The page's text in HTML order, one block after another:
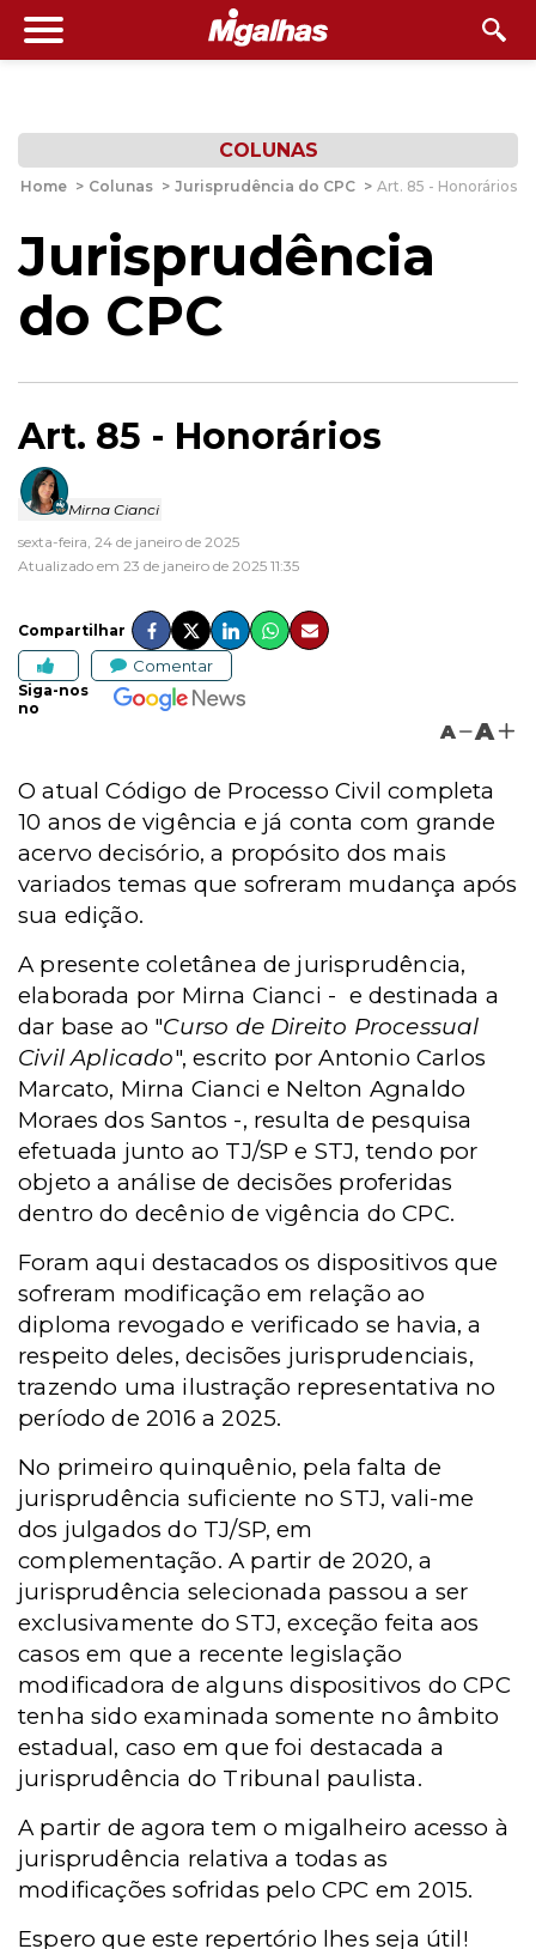
COLUNAS
Home > Colunas > Jurisprudência do CPC > Art. 85 - Honorários
Jurisprudência
do CPC
Art. 85 - Honorários
Mirna Cianci
sexta-feira, 24 de janeiro de 2025
Atualizado em 23 de janeiro de 2025 11:35
Compartilhar
Comentar
Siga-nos
no
A A
O atual Código de Processo Civil completa
10 anos de vigência e já conta com grande
acervo decisório, a propósito dos mais
variados temas que sofreram mudança após
sua edição.
A presente coletânea de jurisprudência,
elaborada por Mirna Cianci - e destinada a
dar base ao "Curso de Direito Processual
Civil Aplicado", escrito por Antonio Carlos
Marcato, Mirna Cianci e Nelton Agnaldo
Moraes dos Santos -, resulta de pesquisa
efetuada junto ao TJ/SP e STJ, tendo por
objeto a análise de decisões proferidas
dentro do decênio de vigência do CPC.
Foram aqui destacados os dispositivos que
sofreram modificação em relação ao
diploma revogado e verificado se havia, a
respeito deles, decisões jurisprudenciais,
trazendo uma ilustração representativa no
período de 2016 a 2025.
No primeiro quinquênio, pela falta de
jurisprudência suficiente no STJ, vali-me
dos julgados do TJ/SP, em
complementação. A partir de 2020, a
jurisprudência selecionada passou a ser
exclusivamente do STJ, exceção feita aos
casos em que a recente legislação
modificadora de alguns dispositivos do CPC
tenha sido examinada somente no âmbito
estadual, caso em que foi destacada a
jurisprudência do Tribunal paulista.
A partir de agora tem o migalheiro acesso à
jurisprudência relativa a todas as
modificações sofridas pelo CPC em 2015.
Espero que este repertório lhes seja útil!